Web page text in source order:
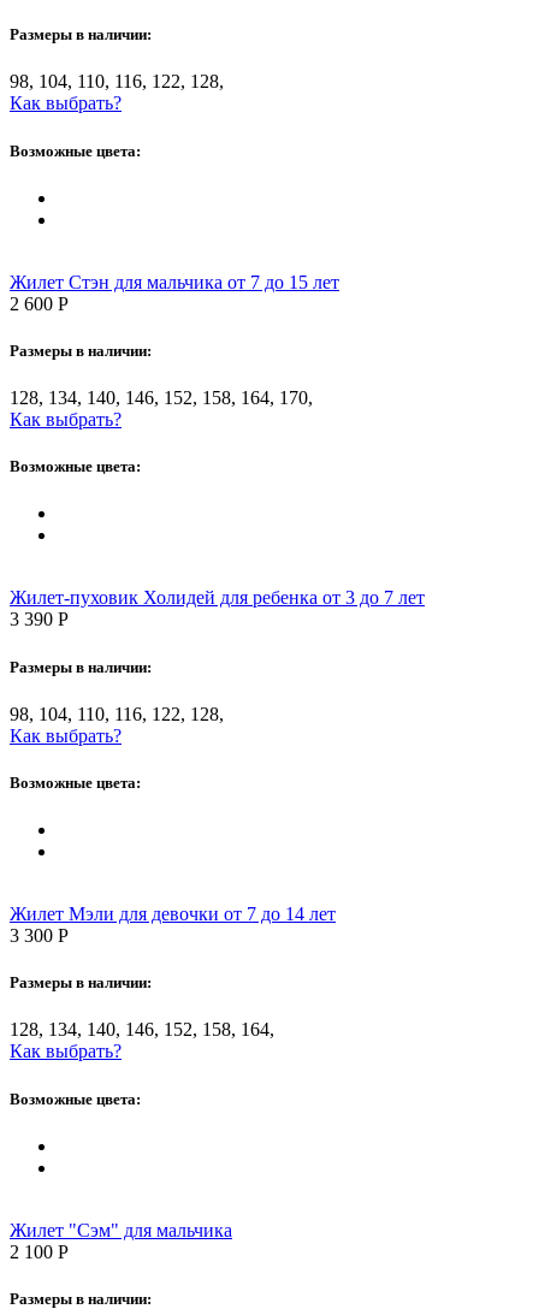
Размеры в наличии:
98, 104, 110, 116, 122, 128,
Как выбрать?
Возможные цвета:
Жилет Стэн для мальчика от 7 до 15 лет
2 600 Р
Размеры в наличии:
128, 134, 140, 146, 152, 158, 164, 170,
Как выбрать?
Возможные цвета:
Жилет-пуховик Холидей для ребенка от 3 до 7 лет
3 390 Р
Размеры в наличии:
98, 104, 110, 116, 122, 128,
Как выбрать?
Возможные цвета:
Жилет Мэли для девочки от 7 до 14 лет
3 300 Р
Размеры в наличии:
128, 134, 140, 146, 152, 158, 164,
Как выбрать?
Возможные цвета:
Жилет "Сэм" для мальчика
2 100 Р
Размеры в наличии: